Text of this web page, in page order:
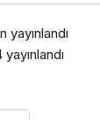
yayınlandı
yayınlandı